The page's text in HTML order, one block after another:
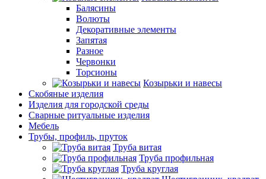
Балясины
Волюты
Декоративные элементы
Запятая
Разное
Червонки
Торсионы
Козырьки и навесы
Скобяные изделия
Изделия для городской среды
Сварные ритуальные изделия
Мебель
Трубы, профиль, пруток
Труба витая
Труба профильная
Труба круглая